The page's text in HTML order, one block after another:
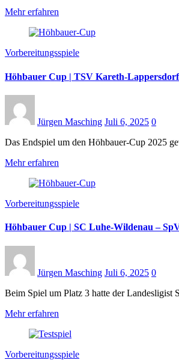
Mehr erfahren
Vorbereitungsspiele
Höhbauer Cup | TSV Kareth-
Jürgen Masching Juli 6, 2025 0
Das Endspiel um den Höhbauer-Cup 2025
Mehr erfahren
Vorbereitungsspiele
Höhbauer Cup | SC Luhe-Wildenau –
Jürgen Masching Juli 6, 2025 0
Beim Spiel um Platz 3 hatte der Landesligist
Mehr erfahren
Vorbereitungsspiele